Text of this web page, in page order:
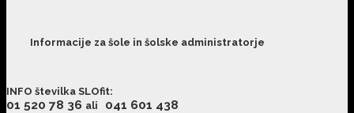
Informacije za šole in šolske administratorje
INFO številka SLOfit:
01 520 78 36 ali 041 601 438